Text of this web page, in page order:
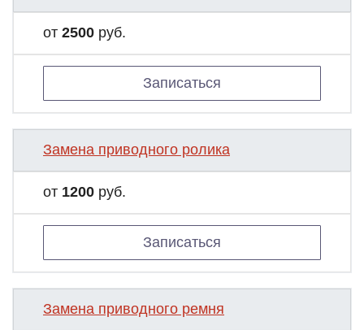
от 2500 руб.
Записаться
Замена приводного ролика
от 1200 руб.
Записаться
Замена приводного ремня